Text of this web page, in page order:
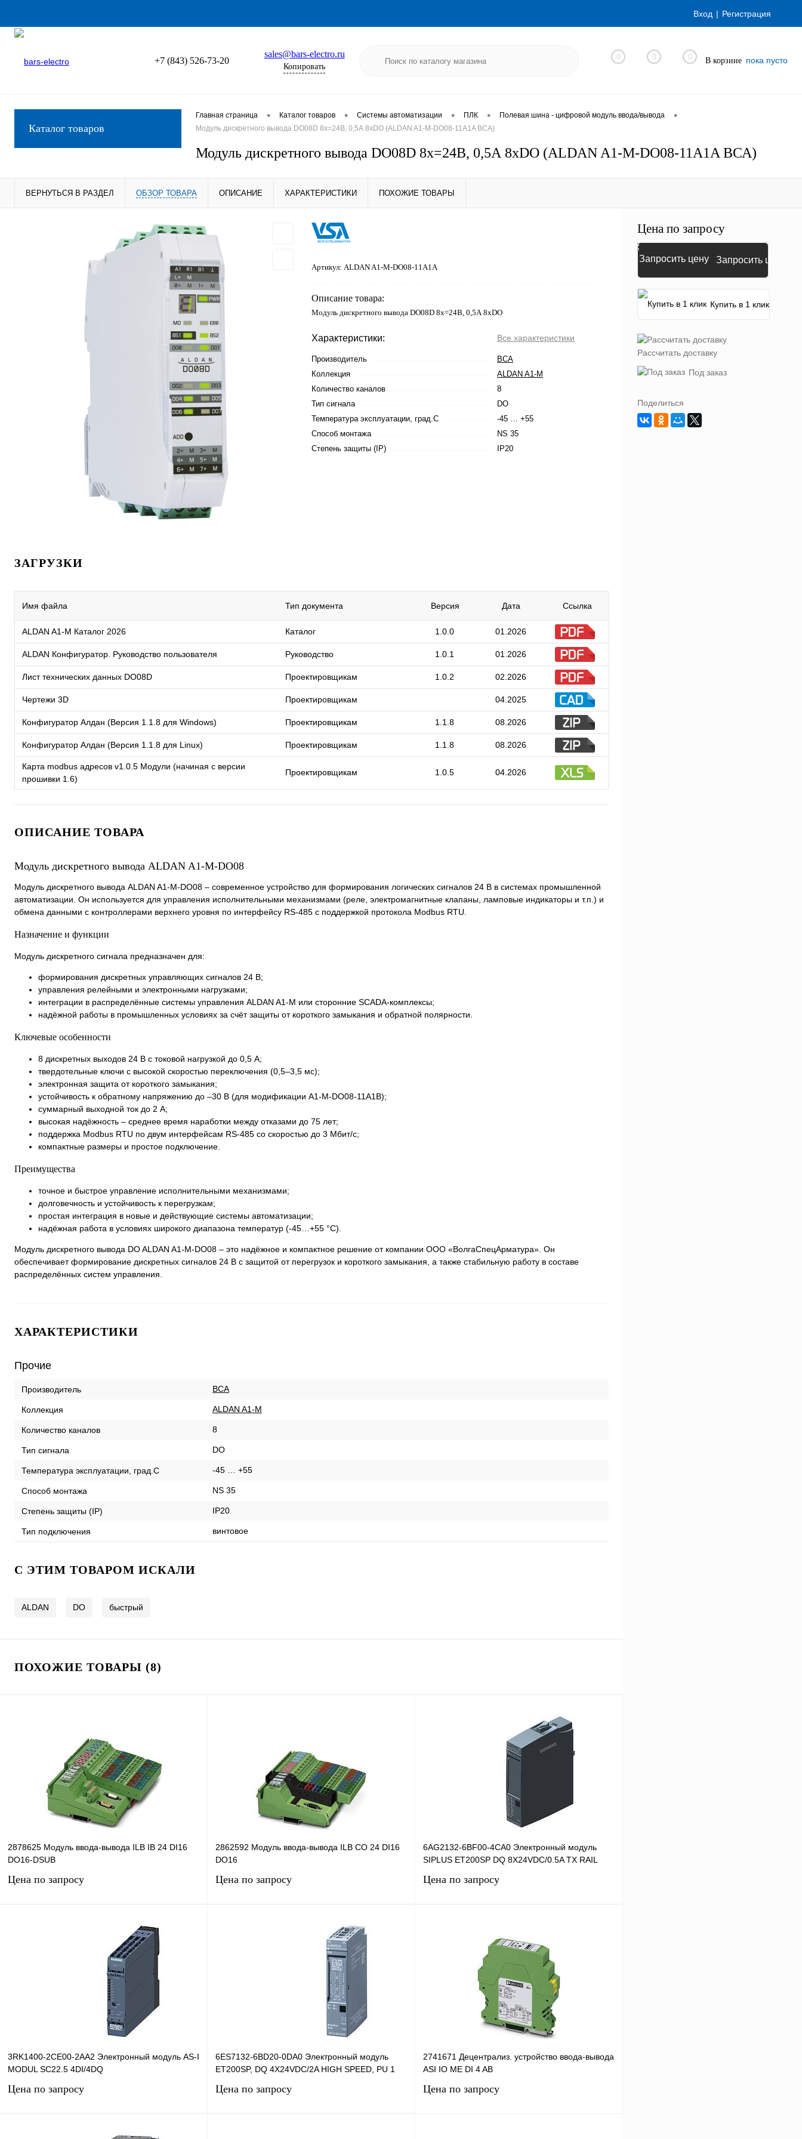
Вход Регистрация
+7 (843) 526-73-20
sales@bars-electro.ru
Копировать
0 0 0 В корзине пока пусто
Каталог товаров
Главная страница • Каталог товаров • Системы автоматизации • ПЛК • Полевая шина - цифровой модуль ввода/вывода •
Модуль дискретного вывода DO08D 8x=24В, 0,5А 8хDO (ALDAN A1-M-DO08-11A1A ВСА)
Модуль дискретного вывода DO08D 8x=24В, 0,5А 8хDO (ALDAN A1-M-DO08-11A1A ВСА)
ВЕРНУТЬСЯ В РАЗДЕЛ ОБЗОР ТОВАРА ОПИСАНИЕ ХАРАКТЕРИСТИКИ ПОХОЖИЕ ТОВАРЫ
Артикул: ALDAN A1-M-DO08-11A1A
Описание товара:
Модуль дискретного вывода DO08D 8x=24В, 0,5А 8хDO
Характеристики: Все характеристики
Производитель
ВСА
Коллекция
ALDAN A1-M
Количество каналов
8
Тип сигнала
DO
Температура эксплуатации, град.С
-45 … +55
Способ монтажа
NS 35
Степень защиты (IP)
IP20
ЗАГРУЗКИ
Имя файла Тип документа Версия Дата Ссылка
ALDAN A1-M Каталог 2026 Каталог 1.0.0 01.2026
ALDAN Конфигуратор. Руководство пользователя Руководство 1.0.1 01.2026
Лист технических данных DO08D Проектировщикам 1.0.2 02.2026
Чертежи 3D Проектировщикам 04.2025
Конфигуратор Алдан (Версия 1.1.8 для Windows) Проектировщикам 1.1.8 08.2026
Конфигуратор Алдан (Версия 1.1.8 для Linux) Проектировщикам 1.1.8 08.2026
Карта modbus адресов v1.0.5 Модули (начиная с версии
прошивки 1.6)
Проектировщикам 1.0.5 04.2026
ОПИСАНИЕ ТОВАРА
Модуль дискретного вывода ALDAN A1-M-DO08
Модуль дискретного вывода ALDAN A1-M-DO08 – современное устройство для формирования логических сигналов 24 В в системах промышленной
автоматизации. Он используется для управления исполнительными механизмами (реле, электромагнитные клапаны, ламповые индикаторы и т.п.) и
обмена данными с контроллерами верхнего уровня по интерфейсу RS-485 с поддержкой протокола Modbus RTU.
Назначение и функции
Модуль дискретного сигнала предназначен для:
формирования дискретных управляющих сигналов 24 В;
управления релейными и электронными нагрузками;
интеграции в распределённые системы управления ALDAN A1-M или сторонние SCADA-комплексы;
надёжной работы в промышленных условиях за счёт защиты от короткого замыкания и обратной полярности.
Ключевые особенности
8 дискретных выходов 24 В с токовой нагрузкой до 0,5 А;
твердотельные ключи с высокой скоростью переключения (0,5–3,5 мс);
электронная защита от короткого замыкания;
устойчивость к обратному напряжению до –30 В (для модификации A1-M-DO08-11A1B);
суммарный выходной ток до 2 А;
высокая надёжность – среднее время наработки между отказами до 75 лет;
поддержка Modbus RTU по двум интерфейсам RS-485 со скоростью до 3 Мбит/с;
компактные размеры и простое подключение.
Преимущества
точное и быстрое управление исполнительными механизмами;
долговечность и устойчивость к перегрузкам;
простая интеграция в новые и действующие системы автоматизации;
надёжная работа в условиях широкого диапазона температур (-45…+55 °С).
Модуль дискретного вывода DO ALDAN A1-M-DO08 – это надёжное и компактное решение от компании ООО «ВолгаСпецАрматура». Он
обеспечивает формирование дискретных сигналов 24 В с защитой от перегрузок и короткого замыкания, а также стабильную работу в составе
распределённых систем управления.
ХАРАКТЕРИСТИКИ
Прочие
Производитель ВСА
Коллекция ALDAN A1-M
Количество каналов 8
Тип сигнала DO
Температура эксплуатации, град.С -45 … +55
Способ монтажа NS 35
Степень защиты (IP) IP20
Тип подключения винтовое
C ЭТИМ ТОВАРОМ ИСКАЛИ
ALDAN DO быстрый
ПОХОЖИЕ ТОВАРЫ (8)
2878625 Модуль ввода-вывода ILB IB 24 DI16
DO16-DSUB
Цена по запросу
Запросить цену
Сравнение
Под заказ
2862592 Модуль ввода-вывода ILB CO 24 DI16
DO16
Цена по запросу
Запросить цену
Сравнение
Под заказ
6AG2132-6BF00-4CA0 Электронный модуль
SIPLUS ET200SP DQ 8X24VDC/0.5A TX RAIL
Цена по запросу
Купить в 1 клик Сравнение
Под заказ
3RK1400-2CE00-2AA2 Электронный модуль AS-I
MODUL SC22.5 4DI/4DQ
Цена по запросу
6ES7132-6BD20-0DA0 Электронный модуль
ET200SP, DQ 4X24VDC/2A HIGH SPEED, PU 1
Цена по запросу
2741671 Децентрализ. устройство ввода-вывода
ASI IO ME DI 4 AB
Цена по запросу
Цена по запросу
Запросить цену
Купить в 1 клик
Рассчитать доставку
Под заказ
Поделиться